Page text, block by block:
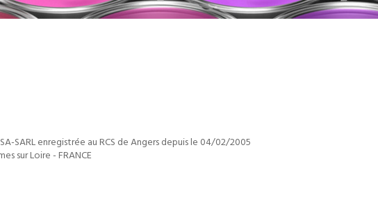
SARL enregistrée au RCS de Angers depuis le 04/02/2005
sur Loire - FRANCE